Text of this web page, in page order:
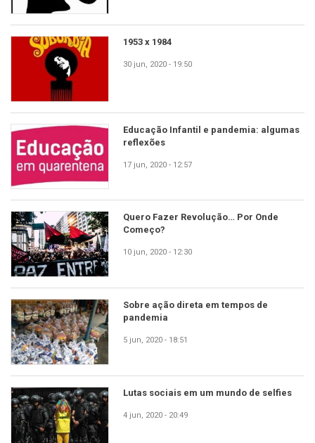
1953 x 1984
30 jun, 2020 - 19:50
Educação Infantil e pandemia: algumas
reflexões
17 jun, 2020 - 12:57
Quero Fazer Revolução… Por Onde
Começo?
10 jun, 2020 - 12:30
Sobre ação direta em tempos de
pandemia
5 jun, 2020 - 18:51
Lutas sociais em um mundo de selfies
4 jun, 2020 - 20:49